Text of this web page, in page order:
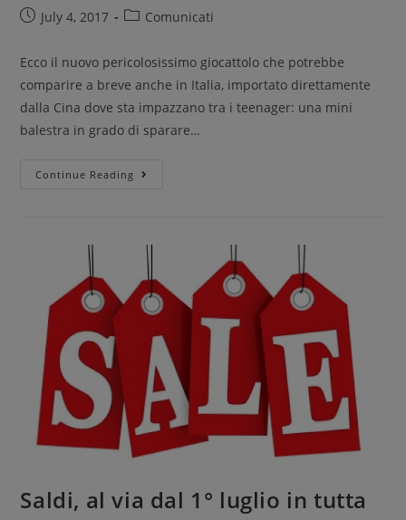
July 4, 2017 Comunicati
Ecco il nuovo pericolosissimo giocattolo che potrebbe
comparire a breve anche in Italia, importato direttamente
dalla Cina dove sta impazzano tra i teenager: una mini
balestra in grado di sparare…
Continue Reading
Saldi, al via dal 1° luglio in tutta